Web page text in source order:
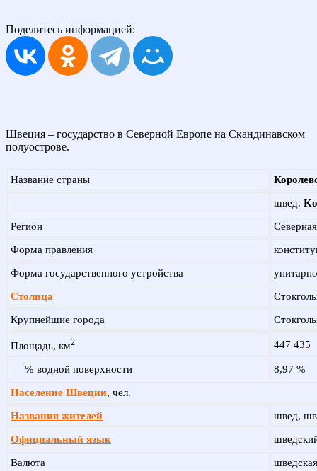
Поделитесь информацией:
Швеция – государство в Северной Европе на Скандинавском
полуострове.
Название страны
швед.
Регион
Форма правления
Форма государственного устройства
Столица
Крупнейшие города
Площадь, км2 447 435
% водной поверхности 8,97 %
Население Швеции, чел.
Названия жителей швед,
Официальный язык
Валюта